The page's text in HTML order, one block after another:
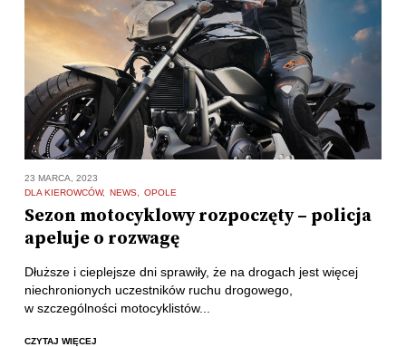
23 MARCA, 2023
DLA KIEROWCÓW
NEWS OPOLE
Sezon motocyklowy rozpoczęty – policja
apeluje o rozwagę
Dłuższe i cieplejsze dni sprawiły, że na drogach jest więcej
niechronionych uczestników ruchu drogowego,
w szczególności motocyklistów...
CZYTAJ WIĘCEJ